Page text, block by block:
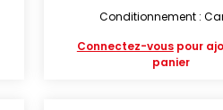
Conditionnement :
Connectez-vouspour
panier